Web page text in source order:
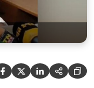
    